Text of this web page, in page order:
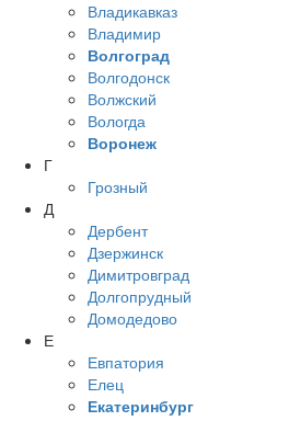
Владикавказ
Владимир
Волгоград
Волгодонск
Волжский
Вологда
Воронеж
Г
Грозный
Д
Дербент
Дзержинск
Димитровград
Долгопрудный
Домодедово
Е
Евпатория
Елец
Екатеринбург